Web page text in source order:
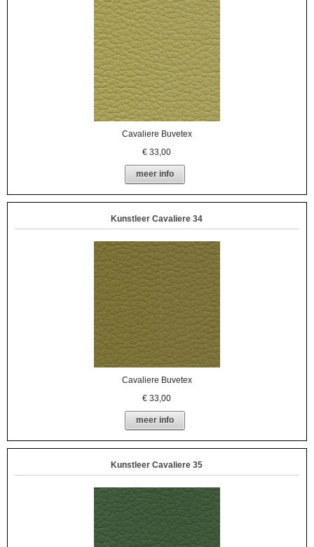
Cavaliere Buvetex
€33,00
meer info
Kunstleer Cavaliere 34
Cavaliere Buvetex
€33,00
meer info
Kunstleer Cavaliere 35